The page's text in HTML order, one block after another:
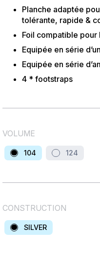
Planche adaptée
tolérante, rapide &
Foil compatible pour
Equipée en série
Equipée en série
4 * footstraps
VOLUME
104 124
CONSTRUCTION
SILVER